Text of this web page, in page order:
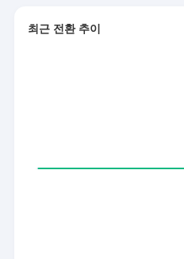
최근 전환 추이